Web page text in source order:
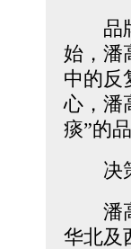
品牌
始，潘
中的反
心，潘
痰”的
决策
潘高
华北及